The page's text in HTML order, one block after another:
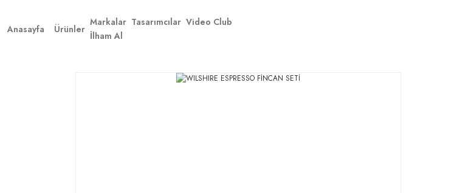
Anasayfa
Ürünler
Markalar Tasarımcılar Video Club
İlham Al